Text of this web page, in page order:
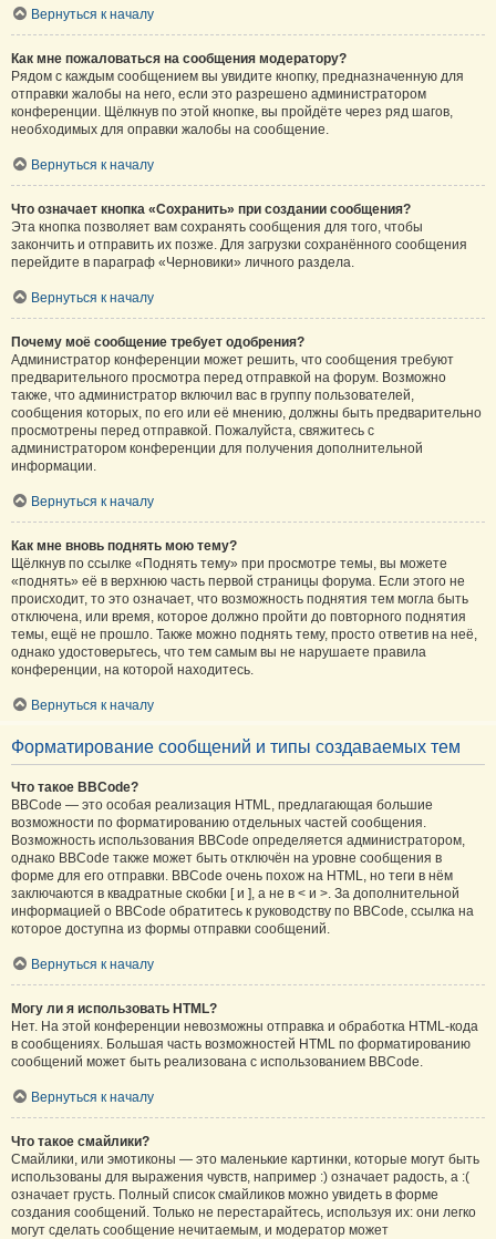
Вернуться к началу
Как мне пожаловаться на сообщения модератору?
Рядом с каждым сообщением вы увидите кнопку, предназначенную для
отправки жалобы на него, если это разрешено администратором
конференции. Щёлкнув по этой кнопке, вы пройдёте через ряд шагов,
необходимых для оправки жалобы на сообщение.
Вернуться к началу
Что означает кнопка «Сохранить» при создании сообщения?
Эта кнопка позволяет вам сохранять сообщения для того, чтобы
закончить и отправить их позже. Для загрузки сохранённого сообщения
перейдите в параграф «Черновики» личного раздела.
Вернуться к началу
Почему моё сообщение требует одобрения?
Администратор конференции может решить, что сообщения требуют
предварительного просмотра перед отправкой на форум. Возможно
также, что администратор включил вас в группу пользователей,
сообщения которых, по его или её мнению, должны быть предварительно
просмотрены перед отправкой. Пожалуйста, свяжитесь с
администратором конференции для получения дополнительной
информации.
Вернуться к началу
Как мне вновь поднять мою тему?
Щёлкнув по ссылке «Поднять тему» при просмотре темы, вы можете
«поднять» её в верхнюю часть первой страницы форума. Если этого не
происходит, то это означает, что возможность поднятия тем могла быть
отключена, или время, которое должно пройти до повторного поднятия
темы, ещё не прошло. Также можно поднять тему, просто ответив на неё,
однако удостоверьтесь, что тем самым вы не нарушаете правила
конференции, на которой находитесь.
Вернуться к началу
Форматирование сообщений и типы создаваемых тем
Что такое BBCode?
BBCode — это особая реализация HTML, предлагающая большие
возможности по форматированию отдельных частей сообщения.
Возможность использования BBCode определяется администратором,
однако BBCode также может быть отключён на уровне сообщения в
форме для его отправки. BBCode очень похож на HTML, но теги в нём
заключаются в квадратные скобки [ и ], а не в < и >. За дополнительной
информацией о BBCode обратитесь к руководству по BBCode, ссылка на
которое доступна из формы отправки сообщений.
Вернуться к началу
Могу ли я использовать HTML?
Нет. На этой конференции невозможны отправка и обработка HTML-кода
в сообщениях. Большая часть возможностей HTML по форматированию
сообщений может быть реализована с использованием BBCode.
Вернуться к началу
Что такое смайлики?
Смайлики, или эмотиконы — это маленькие картинки, которые могут быть
использованы для выражения чувств, например :) означает радость, а :(
означает грусть. Полный список смайликов можно увидеть в форме
создания сообщений. Только не перестарайтесь, используя их: они легко
могут сделать сообщение нечитаемым, и модератор может